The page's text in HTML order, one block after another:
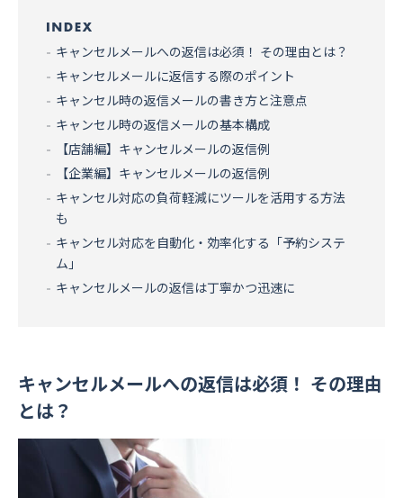
キャンセルメールへの返信は必須！ その理由とは？
キャンセルメールに返信する際のポイント
キャンセル時の返信メールの書き方と注意点
キャンセル時の返信メールの基本構成
【店舗編】キャンセルメールの返信例
【企業編】キャンセルメールの返信例
キャンセル対応の負荷軽減にツールを活用する方法
も
キャンセル対応を自動化・効率化する「予約システ
ム」
キャンセルメールの返信は丁寧かつ迅速に
キャンセルメールへの返信は必須！ その理由
とは？